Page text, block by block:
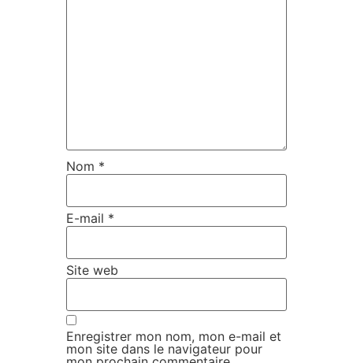
Nom *
E-mail *
Site web
Enregistrer mon nom, mon e-mail et
mon site dans le navigateur pour